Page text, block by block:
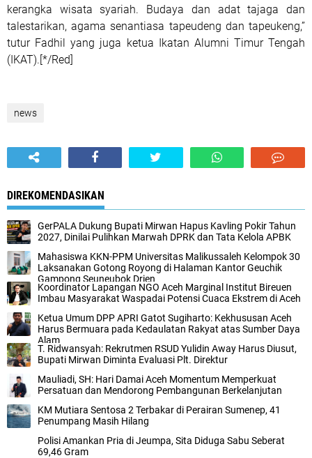
kerangka wisata syariah. Budaya dan adat tajaga dan
talestarikan, agama senantiasa tapeudeng dan tapeukeng,”
tutur Fadhil yang juga ketua Ikatan Alumni Timur Tengah
(IKAT).[*/Red]
news
DIREKOMENDASIKAN
GerPALA Dukung Bupati Mirwan Hapus Kavling Pokir Tahun
2027, Dinilai Pulihkan Marwah DPRK dan Tata Kelola APBK
Mahasiswa KKN-PPM Universitas Malikussaleh Kelompok 30
Laksanakan Gotong Royong di Halaman Kantor Geuchik
Gampong Seuneubok Drien
Koordinator Lapangan NGO Aceh Marginal Institut Bireuen
Imbau Masyarakat Waspadai Potensi Cuaca Ekstrem di Aceh
Ketua Umum DPP APRI Gatot Sugiharto: Kekhususan Aceh
Harus Bermuara pada Kedaulatan Rakyat atas Sumber Daya
Alam
T. Ridwansyah: Rekrutmen RSUD Yulidin Away Harus Diusut,
Bupati Mirwan Diminta Evaluasi Plt. Direktur
Mauliadi, SH: Hari Damai Aceh Momentum Memperkuat
Persatuan dan Mendorong Pembangunan Berkelanjutan
KM Mutiara Sentosa 2 Terbakar di Perairan Sumenep, 41
Penumpang Masih Hilang
Polisi Amankan Pria di Jeumpa, Sita Diduga Sabu Seberat
69,46 Gram